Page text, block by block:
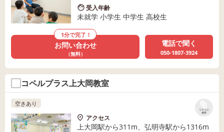
受入年齢
未就学 小学生 中学生 高校生
1分で完了！
お問い合わせ
（無料）
電話で聞く
050-1807-3924
コペルプラス上大岡教室
リストに
保存
空きあり
アクセス
上大岡駅から311m、弘明寺駅から1316m